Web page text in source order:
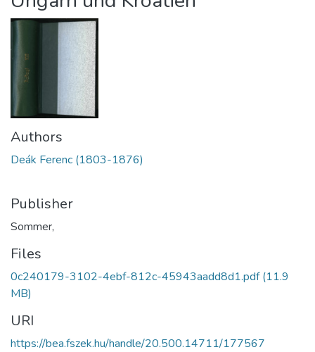
Authors
Deák Ferenc (1803-1876)
Publisher
Sommer,
Files
0c240179-3102-4ebf-812c-45943aadd8d1.pdf(11.9
MB)
URI
https://bea.fszek.hu/handle/20.500.14711/177567